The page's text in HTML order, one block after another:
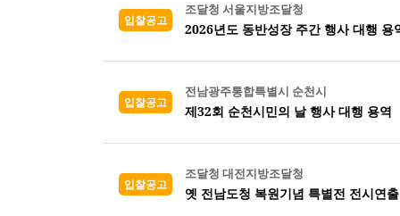
입찰공고
조달청 서울지방조달청
2026년도 동반성장 주간 행사 대행 용
입찰공고
전남광주통합특별시 순천시
제32회 순천시민의 날 행사 대행 용역
입찰공고
조달청 대전지방조달청
옛 전남도청 복원기념 특별전 전시연